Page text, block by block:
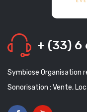
+ (33) 6
Symbiose Organisation
Sonorisation : Vente,